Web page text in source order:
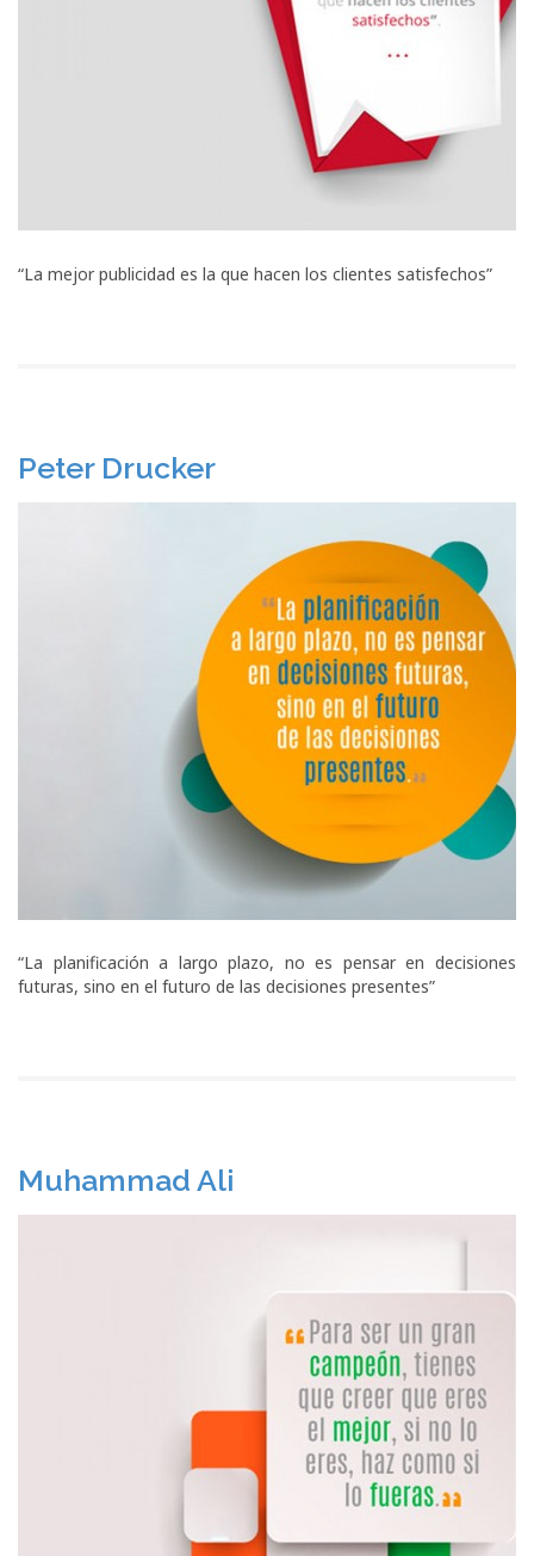
“La mejor publicidad es la que hacen los clientes satisfechos”
Peter Drucker
“La planificación a largo plazo, no es pensar en decisiones
futuras, sino en el futuro de las decisiones presentes”
Muhammad Ali